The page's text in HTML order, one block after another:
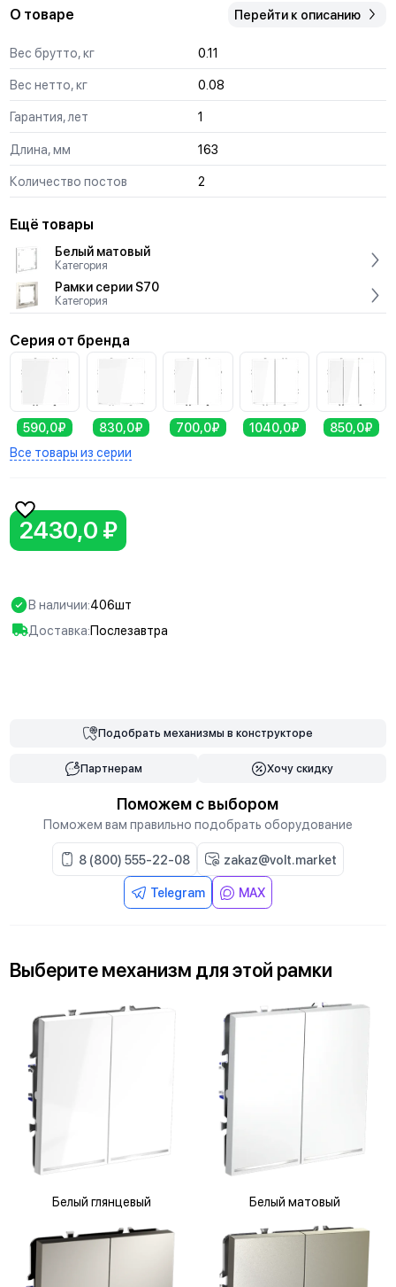
О товаре Перейти к описанию
Вес брутто, кг 0.11
Вес нетто, кг 0.08
Гарантия, лет 1
Длина, мм 163
Количество постов 2
Ещё товары
Белый матовый
Категория
Рамки серии S70
Категория
Серия от бренда
590,0₽ 830,0₽ 700,0₽ 1040,0₽
850,0₽
Все товары из серии
2430,0 ₽
В наличии:406шт
Доставка:Послезавтра
Подобрать механизмыв конструкторе
Партнерам Хочу скидку
Поможем с выбором
Поможем вам правильно подобрать оборудование
8 (800) 555-22-08 zakaz@volt.market
Telegram MAX
Выберитемеханизм дляэтой рамки
Белый глянцевый Белый матовый